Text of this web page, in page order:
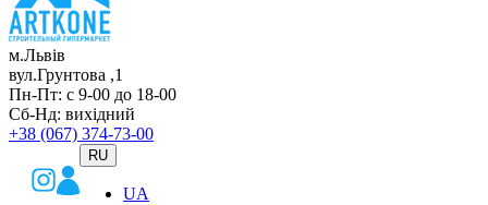
м.Львів
вул.Грунтова ,1
Пн-Пт: с 9-00 до 18-00
Сб-Нд: вихідний
+38 (067) 374-73-00
RU
UA